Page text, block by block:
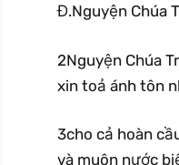
Đ.Nguyện Chúa
2Nguyện Chúa
xin toả ánh tôn
3cho cả hoàn
và muôn nước